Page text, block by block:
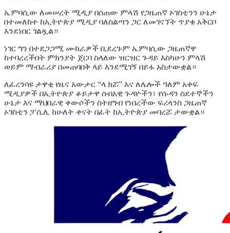
ኤምባሲው ለመሠረት ሚዲያ በሰጠው ምላሽ የጋዜጠኛ ኦገስቲንን ሁኔታ
በተመለከተ ከኢትዮጵያ ሚዲያ ባለስልጣን ጋር ለመገናኘት ጥያቄ አቅርቦ
እንደነበር ገልጿል።
ነገር ግን በተደጋጋሚ ሙከራዎች ቢደረጉም ኤምባሲው ጋዜጠኛዋ
ከተባረረችበት ምክንያት ጀርባ ስላለው ዝርዝር ጉዳይ እስካሁን ምላሽ
ወይም ማብራሪያ በመጠባበቅ ላይ እንደሚገኝ በይፋ አስታውቋል።
ለፈረንሳዩ ታዋቂ የዜና አውታር “ላ ክሯ” እና ለሌሎች ዓለም አቀፍ
ሚዲያዎች በኢትዮጵያ ቆይታዋ ሰብአዊ ጉዳዮችን፣ የሱዳን ስደተኞችን
ሁኔታ እና ማህበራዊ ቀውሶችን ስትዘግብ የነበረችው ፍሪላንስ ጋዜጠኛ
ኦገስቲን ፓሲሊ ከሁለት ቀናት በፊት ከኢትዮጵያ መባረሯ ታውቋል።